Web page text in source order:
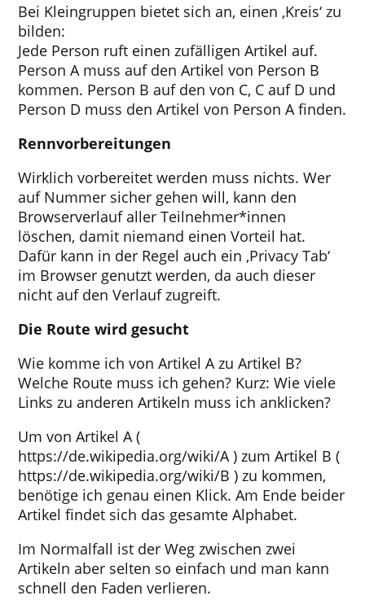
Bei Kleingruppen bietet sich an, einen ‚Kreis‘ zu
bilden:
Jede Person ruft einen zufälligen Artikel auf.
Person A muss auf den Artikel von Person B
kommen. Person B auf den von C, C auf D und
Person D muss den Artikel von Person A finden.
Rennvorbereitungen
Wirklich vorbereitet werden muss nichts. Wer
auf Nummer sicher gehen will, kann den
Browserverlauf aller Teilnehmer*innen
löschen, damit niemand einen Vorteil hat.
Dafür kann in der Regel auch ein ‚Privacy Tab‘
im Browser genutzt werden, da auch dieser
nicht auf den Verlauf zugreift.
Die Route wird gesucht
Wie komme ich von Artikel A zu Artikel B?
Welche Route muss ich gehen? Kurz: Wie viele
Links zu anderen Artikeln muss ich anklicken?
Um von Artikel A (
https://de.wikipedia.org/wiki/A ) zum Artikel B (
https://de.wikipedia.org/wiki/B ) zu kommen,
benötige ich genau einen Klick. Am Ende beider
Artikel findet sich das gesamte Alphabet.
Im Normalfall ist der Weg zwischen zwei
Artikeln aber selten so einfach und man kann
schnell den Faden verlieren.